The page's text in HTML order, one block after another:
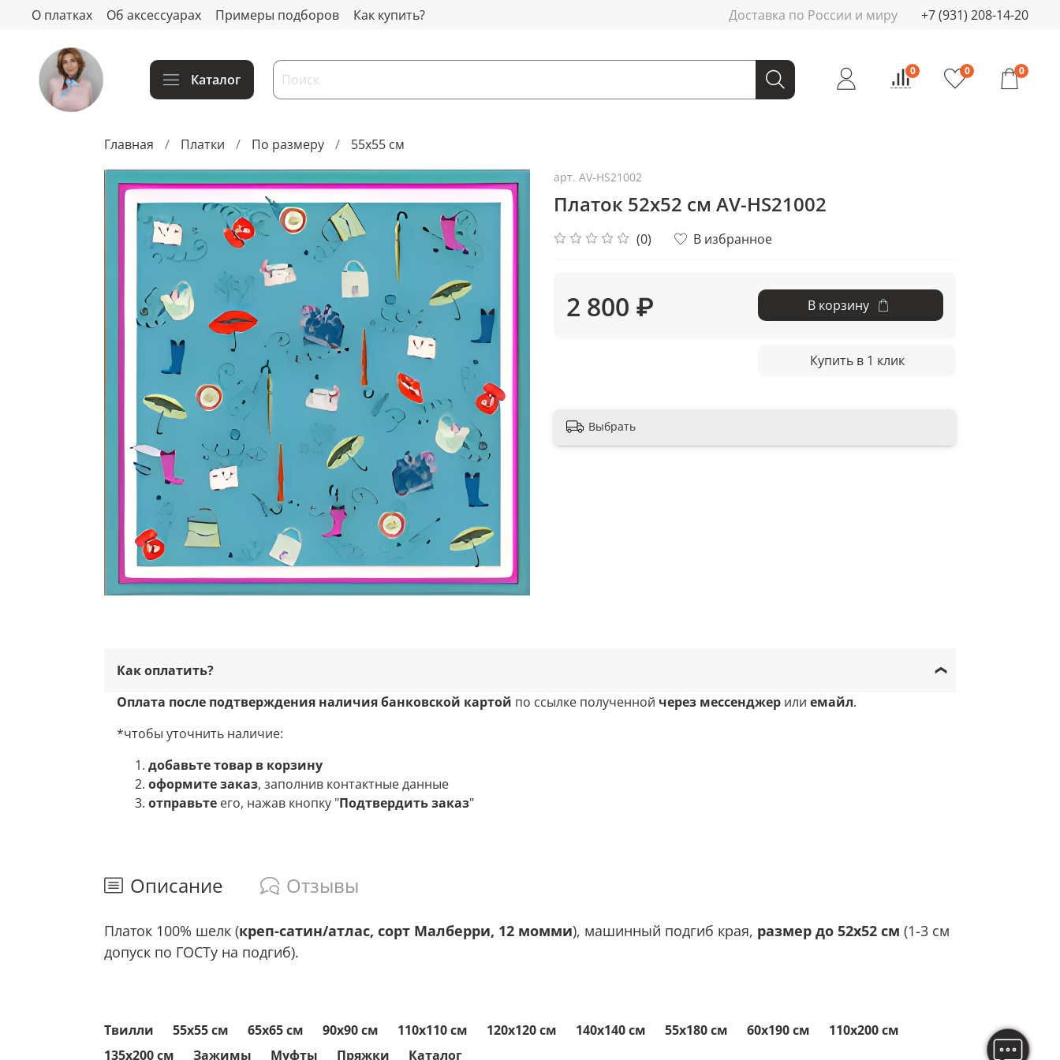
О платках Об аксессуарах Примеры подборов Как купить? Доставка по России и миру +7 (931) 208-14-20
Каталог
0 0 0
Главная Платки По размеру 55x55 см
арт. AV-HS21002
Платок 52x52 см AV-HS21002
(0) В избранное
2 800 ₽ В корзину
Купить в 1 клик
Выбрать
Как оплатить?
Оплата после подтверждения наличия банковской картой по ссылке полученной через мессенджер или емайл.
*чтобы уточнить наличие:
добавьте товар в корзину
оформите заказ, заполнив контактные данные
отправьте его, нажав кнопку "Подтвердить заказ"
Описание Отзывы
Платок 100% шелк (креп-сатин/атлас, сорт Малберри, 12 момми), машинный подгиб края, размер до 52х52 см (1-3 см
допуск по ГОСТу на подгиб).
Твилли 55x55 см 65x65 см 90x90 см 110x110 см 120x120 см 140x140 см 55x180 см 60x190 см
110x200 см
135x200 см
Зажимы Муфты Пряжки Каталог